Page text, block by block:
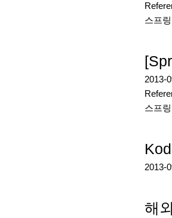
스프
2013-
스프
2013-
해